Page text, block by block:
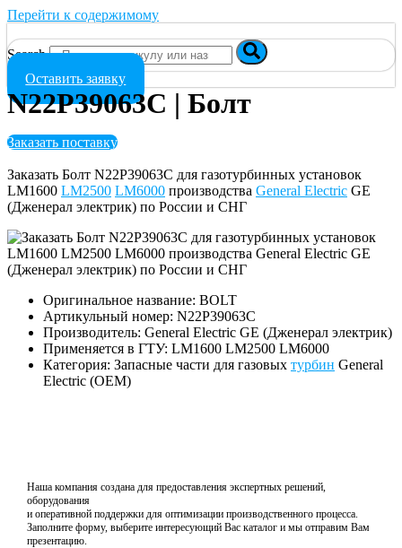
Перейти к содержимому
Search
Оставить заявку
N22P39063C | Болт
Заказать поставку
Заказать Болт N22P39063C для газотурбинных установок
LM1600 LM2500 LM6000 производства General Electric GE
(Дженерал электрик) по России и СНГ
Оригинальное название: BOLT
Артикульный номер: N22P39063C
Производитель: General Electric GE (Дженерал электрик)
Применяется в ГТУ: LM1600 LM2500 LM6000
Категория: Запасные части для газовых турбин General
Electric (OEM)
Наша компания создана для предоставления экспертных решений,
оборудования
и оперативной поддержки для оптимизации производственного процесса.
Заполните форму, выберите интересующий Вас каталог и мы отправим Вам
презентацию.